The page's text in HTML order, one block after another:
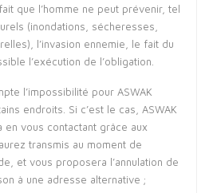
que l’homme ne peut prévenir, tel
(inondations, sécheresses,
l’invasion ennemie, le fait du
l’exécution de l’obligation.
l’impossibilité pour ASWAK
endroits. Si c’est le cas, ASWAK
en vous contactant grâce aux
transmis au moment de
et vous proposera l’annulation de
à une adresse alternative ;